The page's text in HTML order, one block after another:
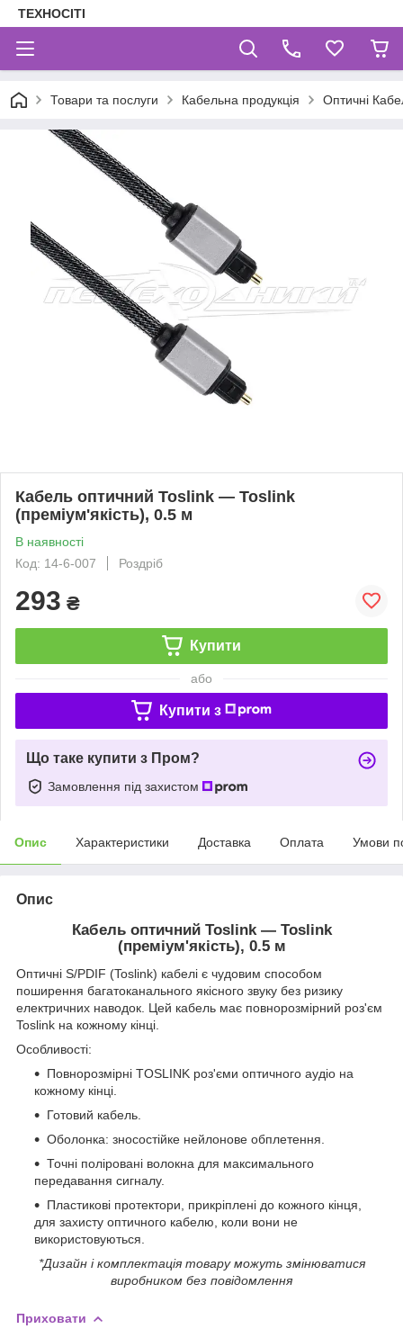
ТЕХНОСІТІ
Товари та послуги Кабельна продукція Оптичні
Кабель оптичний Toslink — Toslink
(преміум'якість), 0.5 м
В наявності
Код: 14-6-007
Роздріб
293 ₴
Купити
або
Купити з
Що таке купити з Пром?
Замовлення під захистом
Опис Характеристики Доставка Оплата Умови
Опис
Кабель оптичний Toslink — Toslink
(преміум'якість), 0.5 м
Оптичні S/PDIF (Toslink) кабелі є чудовим способом
поширення багатоканального якісного звуку без ризику
електричних наводок. Цей кабель має повнорозмірний роз'єм
Toslink на кожному кінці.
Особливості:
Повнорозмірні TOSLINK роз'єми оптичного аудіо на
кожному кінці.
Готовий кабель.
Оболонка: зносостійке нейлонове обплетення.
Точні поліровані волокна для максимального
передавання сигналу.
Пластикові протектори, прикріплені до кожного кінця,
для захисту оптичного кабелю, коли вони не
використовуються.
*Дизайн і комплектація товару можуть змінюватися
виробником без повідомлення
Приховати